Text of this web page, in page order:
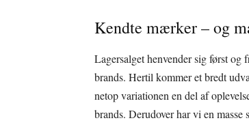
Kendte mærker – og
Lagersalget henvender sig først og
brands. Hertil kommer et bredt
netop variationen en del af
brands. Derudover har vi en